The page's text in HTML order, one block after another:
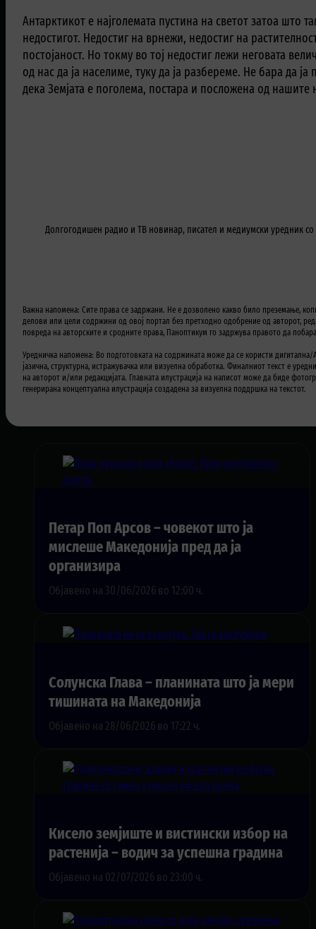
Антарктикот е најголемата пустина на светот затоа што
недостигот. Недостиг на врнежи, недостиг на
постојаност. Но токму во тој недостиг лежи неговата
од нас да ја населиме, туку да ја разбереме. Не бара да
дека Земјата е поголема, постара и посложена од нашите
Долгогодишен радио и ТВ новинар, писател и медиумски уредник
Важна напомена: Сите права се задржани. Не е дозволено какво било преземање,
делови или цели содржини од овој портал без претходно одобрение од авторот,
повреда на авторските и сродните права, Паноптикум го задржува правото да
Уредничка напомена: Во подготовката на содржината може да се користи дигитална/
јазична, структурна, истражувачка или визуелна обработка. Финалниот текст е
на авторот и/или редакцијата. Главната илустрација на написот може да биде
генерирана концептуална илустрација создадена за визуелна поддршка на текстот.
Петар Поп Арсов – човекот што ја
мислеше Македонија пред да ја
организира
Објавено на 30/06/2026 во 12:00 ч.
Солунска Глава – планината што ја мери
тишината на Македонија
Објавено на 28/06/2026 во 17:22 ч.
Кисело земјиште и вистински избор на
растенија – водич за успешна градина
Објавено на 02/07/2026 во 23:00 ч.